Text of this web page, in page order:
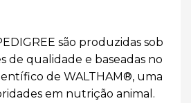
são produzidas sob
de qualidade e baseadas no
de WALTHAM®, uma
em nutrição animal.